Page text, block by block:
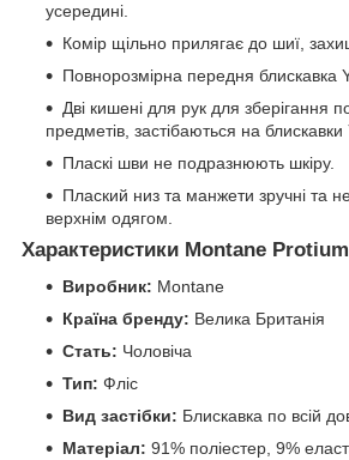
усередині.
Комір щільно прилягає до шиї,
Повнорозмірна передня блискавка
Дві кишені для рук для зберігання
предметів, застібаються на блискавки
Пласкі шви не подразнюють шкіру.
Плаский низ та манжети зручні та
верхнім одягом.
Характеристики Montane
Виробник: Montane
Країна бренду: Велика Британія
Стать: Чоловіча
Тип: Фліс
Вид застібки: Блискавка по всій
Матеріал: 91% поліестер, 9%